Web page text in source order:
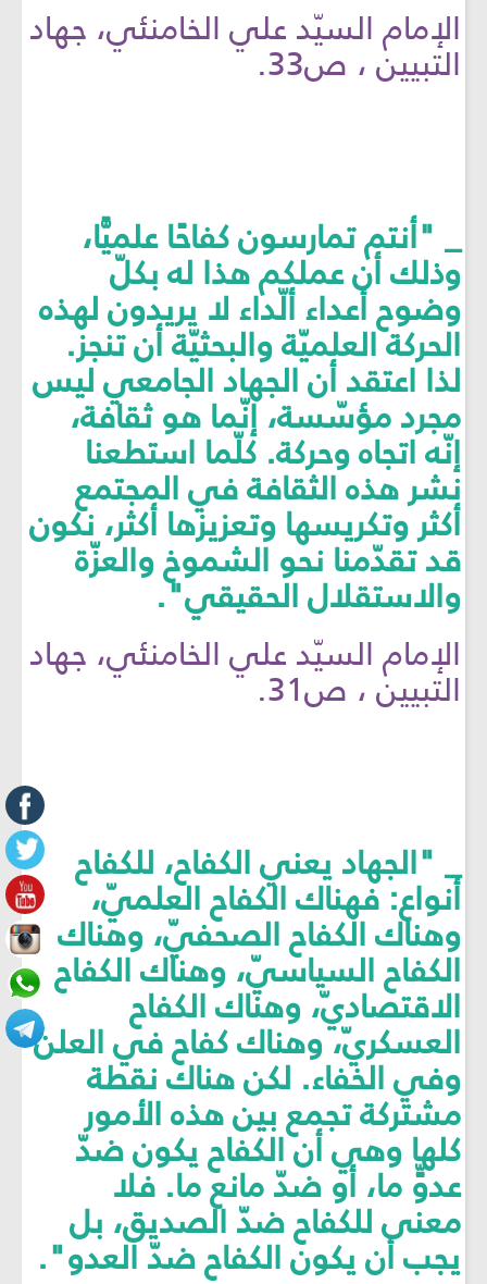
الإمام السيّد علي الخامنئي، جهاد
التبيين ، ص33.
_ "أنتم تمارسون كفاحًا علميًّا،
وذلك أن عملكم هذا له بكلّ
وضوح أعداء ألّداء لا يريدون لهذه
الحركة العلميّة والبحثيّة أن تنجز.
لذا اعتقد أن الجهاد الجامعي ليس
مجرد مؤسّسة، إنّما هو ثقافة،
إنّه اتجاه وحركة. كلّما استطعنا
نشر هذه الثقافة في المجتمع
أكثر وتكريسها وتعزيزها أكثر، نكون
قد تقدّمنا نحو الشموخ والعزّة
والاستقلال الحقيقي".
الإمام السيّد علي الخامنئي، جهاد
التبيين ، ص31.
_ "الجهاد يعني الكفاح، للكفاح
أنواع: فهناك الكفاح العلميّ،
وهناك الكفاح الصحفيّ، وهناك
الكفاح السياسيّ، وهناك الكفاح
الاقتصاديّ، وهناك الكفاح
العسكريّ، وهناك كفاح في العلن
وفي الخفاء. لكن هناك نقطة
مشتركة تجمع بين هذه الأمور
كلها وهي أن الكفاح يكون ضدّ
عدوٍّ ما، أو ضدّ مانع ما. فلا
معنى للكفاح ضدّ الصديق، بل
يجب أن يكون الكفاح ضدّ العدو".